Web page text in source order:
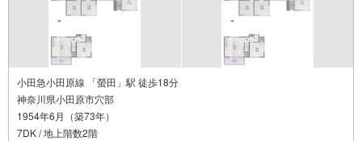
小田急小田原線 「螢田」駅 徒歩18分
神奈川県小田原市穴部
1954年6月（築73年）
7DK / 地上階数2階